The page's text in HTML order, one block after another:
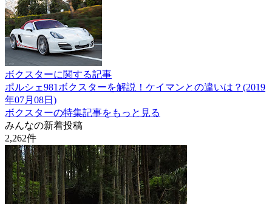
ボクスターに関する記事
ポルシェ981ボクスターを解説！ケイマンとの違いは？(2019
年07月08日)
ボクスターの特集記事をもっと見る
みんなの新着投稿
2,262件